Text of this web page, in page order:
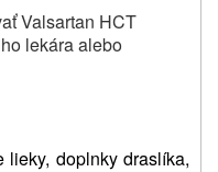
Valsartan HCT
lekára alebo
doplnky draslíka,